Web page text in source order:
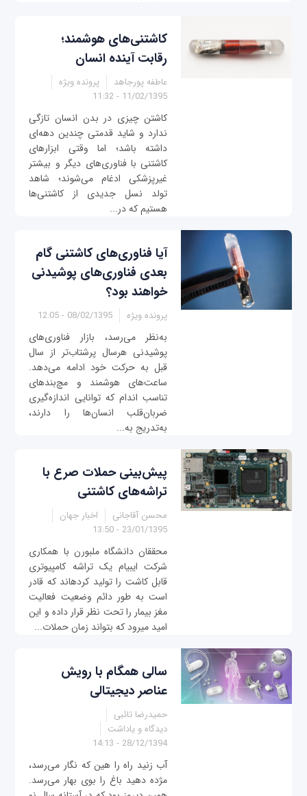
کاشتنی‌های هوشمند؛
رقابت آینده انسان
عاطفه پورجاهد
پرونده ویژه
11/02/1395 - 11:32
کاشتن چیزی در بدن انسان تازگی
ندارد و شاید قدمتی چندین دهه‌ای
داشته باشد؛ اما وقتی ابزارهای
کاشتنی با فناوری‌های دیگر و بیشتر
غیرپزشکی ادغام می‌شوند؛ شاهد
تولد نسل جدیدی از کاشتنی‌ها
هستیم که در...
آیا فناوری‌های کاشتنی گام
بعدی فناوری‌های پوشیدنی‌
خواهند بود؟
پرونده ویژه 08/02/1395 - 12:05
به‌نظر می‌رسد، بازار فناوری‌های
پوشیدنی هر‌سال پر‌شتاب‌تر از سال
قبل به حرکت خود ادامه می‌دهد.
ساعت‌های هوشمند و مچ‌بند‌های
تناسب اندام که توانایی اندازه‌گیری
ضربان‌قلب انسان‌ها را دارند،
به‌تدریج به...
پیش‌بینی حملات صرع با
تراشه‌های کاشتنی
محسن آقاجانی
اخبار جهان
23/01/1395 - 13:50
محققان دانشگاه ملبورن با همکاری
شرکت ای‎بی‎ام یک تراشه کامپیوتری
قابل کاشت را توليد کرده‎اند که قادر
است به طور دائم وضعیت فعالیت
مغز بیمار را تحت نظر قرار داده و این
امید می‎رود که بتواند زمان حملات...
سالی همگام با رویش
عناصر دیجیتالی
حمیدرضا تائبی
دیدگاه و یاداشت
28/12/1394 - 14:13
آب زنید راه را هین که نگار می‌رسد،
مژده دهید باغ را بوی بهار می‌رسد.